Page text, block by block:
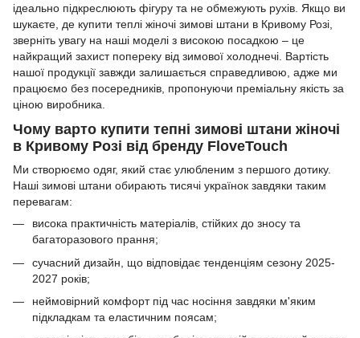
ідеально підкреслюють фігуру та не обмежують рухів. Якщо ви
шукаєте, де купити теплі жіночі зимові штани в Кривому Розі,
зверніть увагу на наші моделі з високою посадкою – це
найкращий захист попереку від зимової холоднечі. Вартість
нашої продукції завжди залишається справедливою, адже ми
працюємо без посередників, пропонуючи преміальну якість за
ціною виробника.
Чому варто купити тепні зимові штани жіночі
в Кривому Розі від бренду FloveTouch
Ми створюємо одяг, який стає улюбленим з першого дотику.
Наші зимові штани обирають тисячі українок завдяки таким
перевагам:
висока практичність матеріалів, стійких до зносу та
багаторазового прання;
сучасний дизайн, що відповідає тенденціям сезону 2025-
2027 років;
неймовірний комфорт під час носіння завдяки м'яким
підкладкам та еластичним поясам;